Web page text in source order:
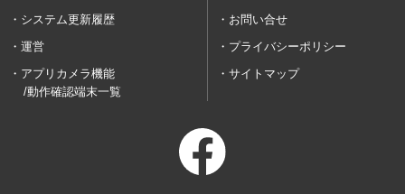
システム更新履歴
お問い合せ
運営
プライバシーポリシー
アプリカメラ機能
/動作確認端末一覧
サイトマップ